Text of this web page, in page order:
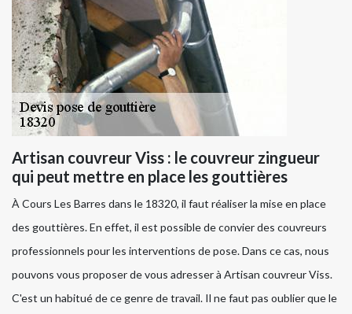
Artisan couvreur Viss : le couvreur zingueur
qui peut mettre en place les gouttières
À Cours Les Barres dans le 18320, il faut réaliser la mise en place
des gouttières. En effet, il est possible de convier des couvreurs
professionnels pour les interventions de pose. Dans ce cas, nous
pouvons vous proposer de vous adresser à Artisan couvreur Viss.
C'est un habitué de ce genre de travail. Il ne faut pas oublier que le